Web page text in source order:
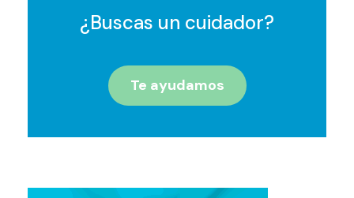
¿Buscas un cuidador?
Te ayudamos